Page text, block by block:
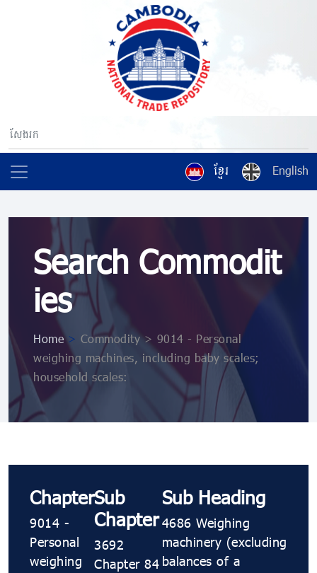
ខ្មែរ English
Search Commodit
ies
Home> Commodity > 9014 - Personal
weighing machines, including baby scales;
household scales:
Chapter
9014 -
Personal
weighing
Sub
Chapter
3692
Chapter 84
Sub Heading
4686 Weighing
machinery (excluding
balances of a